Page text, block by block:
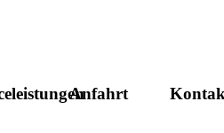
Anfahrt